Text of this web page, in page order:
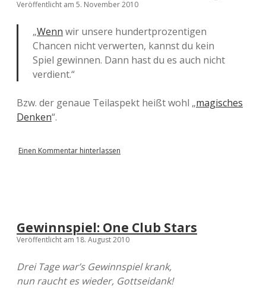
Veröffentlicht am 5. November 2010
„Wenn wir unsere hundertprozentigen
Chancen nicht verwerten, kannst du kein
Spiel gewinnen. Dann hast du es auch nicht
verdient.“
Bzw. der genaue Teilaspekt heißt wohl „magisches
Denken“.
Einen Kommentar hinterlassen
Gewinnspiel: One Club Stars
Veröffentlicht am 18. August 2010
Drei Tage war’s Gewinnspiel krank,
nun raucht es wieder, Gottseidank!